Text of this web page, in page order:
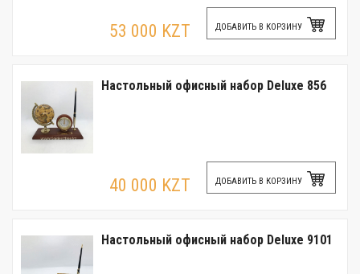
53 000 KZT ДОБАВИТЬ В КОРЗИНУ
Настольный офисный набор Deluxe 856
40 000 KZT ДОБАВИТЬ В КОРЗИНУ
Настольный офисный набор Deluxe 9101